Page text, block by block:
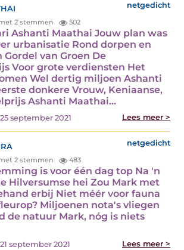
netgedicht
2 stemmen 502
Ashanti Maathai Jouw plan was
urbanisatie Rond dorpen en
Gordel van Groen De
Voor grote verdiensten Het
Wel dertig miljoen Ashanti
donkere Vrouw, Keniaanse,
Ashanti Maathai…
25 september 2021 Lees meer >
netgedicht
2 stemmen 483
is voor één dag top Na 'n
Hilversumse hei Zou Mark met
erbij Niet méér voor fauna
Miljoenen nota's vliegen
de natuur Mark, nóg is niets
21 september 2021 Lees meer >